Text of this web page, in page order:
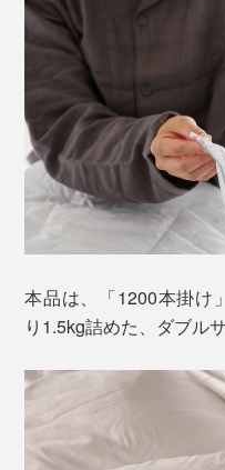
写真は、プリマロフト1200本掛け
『プリマロフト』は、
ン”を目指して、アメリ
エステル繊維です。
本品は、「1200本掛け
り1.5kg詰めた、ダブル